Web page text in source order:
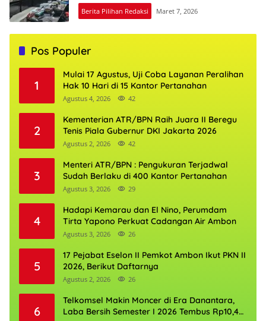
Berita Pilihan Redaksi Maret 7, 2026
Pos Populer
1
Mulai 17 Agustus, Uji Coba Layanan Peralihan
Hak 10 Hari di 15 Kantor Pertanahan
Agustus 4, 2026 42
2
Kementerian ATR/BPN Raih Juara II Beregu
Tenis Piala Gubernur DKI Jakarta 2026
Agustus 2, 2026 42
3
Menteri ATR/BPN : Pengukuran Terjadwal
Sudah Berlaku di 400 Kantor Pertanahan
Agustus 3, 2026 29
4
Hadapi Kemarau dan El Nino, Perumdam
Tirta Yapono Perkuat Cadangan Air Ambon
Agustus 3, 2026 26
5
17 Pejabat Eselon II Pemkot Ambon Ikut PKN II
2026, Berikut Daftarnya
Agustus 2, 2026 26
6
Telkomsel Makin Moncer di Era Danantara,
Laba Bersih Semester I 2026 Tembus Rp10,4